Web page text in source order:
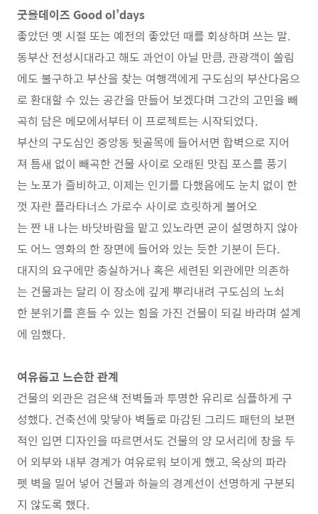
굿올데이즈 Good ol’days
좋았던 옛 시절 또는 예전의 좋았던 때를 회상하며 쓰는 말.
동부산 전성시대라고 해도 과언이 아닐 만큼, 관광객이 쏠림
에도 불구하고 부산을 찾는 여행객에게 구도심의 부산다움으
로 환대할 수 있는 공간을 만들어 보겠다며 그간의 고민을 빼
곡히 담은 메모에서부터 이 프로젝트는 시작되었다.
부산의 구도심인 중앙동 뒷골목에 들어서면 합벽으로 지어
져 틈새 없이 빼곡한 건물 사이로 오래된 맛집 포스를 풍기
는 노포가 즐비하고, 이제는 인기를 다했음에도 눈치 없이 한
껏 자란 플라타너스 가로수 사이로 흐릿하게 불어오
는 짠 내 나는 바닷바람을 맡고 있노라면 굳이 설명하지 않아
도 어느 영화의 한 장면에 들어와 있는 듯한 기분이 든다.
대지의 요구에만 충실하거나 혹은 세련된 외관에만 의존하
는 건물과는 달리 이 장소에 깊게 뿌리내려 구도심의 노쇠
한 분위기를 흔들 수 있는 힘을 가진 건물이 되길 바라며 설계
에 임했다.
여유롭고 느슨한 관계
건물의 외관은 검은색 전벽돌과 투명한 유리로 심플하게 구
성했다. 건축선에 맞닿아 벽돌로 마감된 그리드 패턴의 보편
적인 입면 디자인을 따르면서도 건물의 양 모서리에 창을 두
어 외부와 내부 경계가 여유로워 보이게 했고, 옥상의 파라
펫 벽을 밀어 넣어 건물과 하늘의 경계선이 선명하게 구분되
지 않도록 했다.